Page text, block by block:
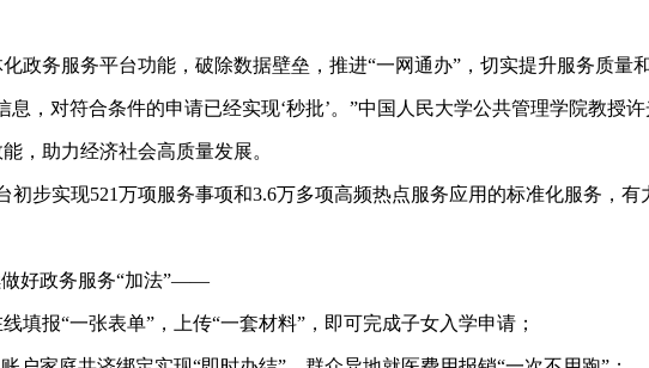
务服务平台功能，破除数据壁垒，推进“一网通办”，切实提升服务质量和
对符合条件的申请已经实现‘秒批’。”中国人民大学公共管理学院教授
，助力经济社会高质量发展。
实现521万项服务事项和3.6万多项高频热点服务应用的标准化服务，有
好政务服务“加法”——
报“一张表单”，上传“一套材料”，即可完成子女入学申请；